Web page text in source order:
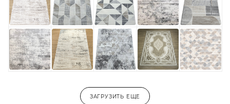
3,0х5,0 3,0х5,5 3,0х6,0 -
ЗАГРУЗИТЬ ЕЩЕ